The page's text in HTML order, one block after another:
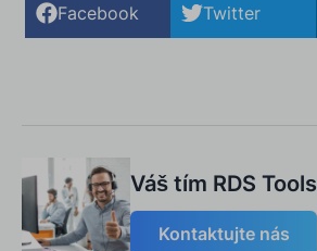
Facebook Twitter
Váš tím RDS Tools
Kontaktujte nás